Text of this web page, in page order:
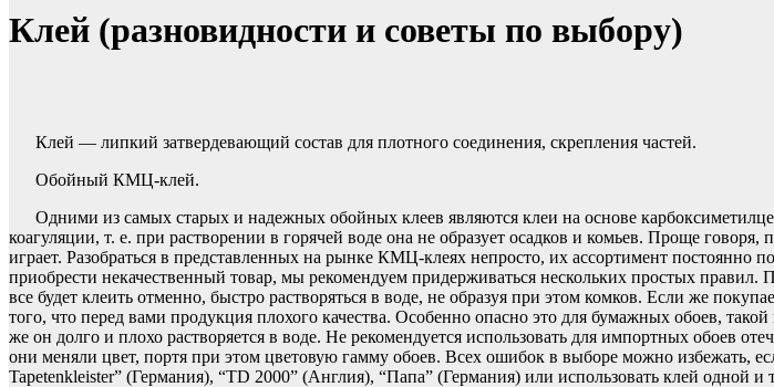
Клей (разновидности и советы по выбору)
Клей — липкий затвердевающий состав для плотного соединения, скрепления частей.
Обойный КМЦ-клей.
Одними из самых старых и надежных обойных клеев являются клеи на основе
коагуляции, т. е. при растворении в горячей воде она не образует осадков и комьев. Проще
играет. Разобраться в представленных на рынке КМЦ-клеях непросто, их ассортимент постоянно
приобрести некачественный товар, мы рекомендуем придерживаться нескольких простых
все будет клеить отменно, быстро растворяться в воде, не образуя при этом комков. Если же
того, что перед вами продукция плохого качества. Особенно опасно это для бумажных обоев,
же он долго и плохо растворяется в воде. Не рекомендуется использовать для импортных обоев
они меняли цвет, портя при этом цветовую гамму обоев. Всех ошибок в выборе можно избежать,
Tapetenkleister” (Германия), “TD 2000” (Англия), “Папа” (Германия) или использовать клей одной и